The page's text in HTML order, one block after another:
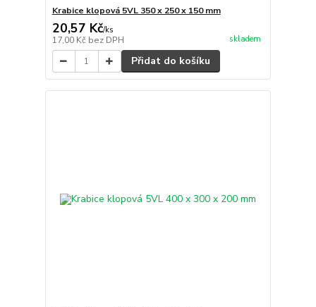
Krabice klopová 5VL 350 x 250 x 150 mm
20,57 Kč/ks
17,00 Kč bez DPH skladem
Přidat do košíku